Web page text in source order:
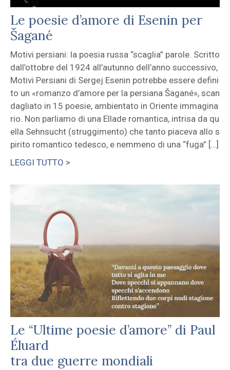
Le poesie d’amore di Esenin per
Šagané
Motivi persiani: la poesia russa “scaglia” parole. Scritto
dall’ottobre del 1924 all’autunno dell’anno successivo,
Motivi Persiani di Sergej Esenin potrebbe essere defini
to un «romanzo d’amore per la persiana Šagané», scan
dagliato in 15 poesie, ambientato in Oriente immagina
rio. Non parliamo di una Ellade romantica, intrisa da qu
ella Sehnsucht (struggimento) che tanto piaceva allo s
pirito romantico tedesco, e nemmeno di una “fuga” […]
LEGGI TUTTO >
Le “Ultime poesie d’amore” di Paul
Éluard
tra due guerre mondiali